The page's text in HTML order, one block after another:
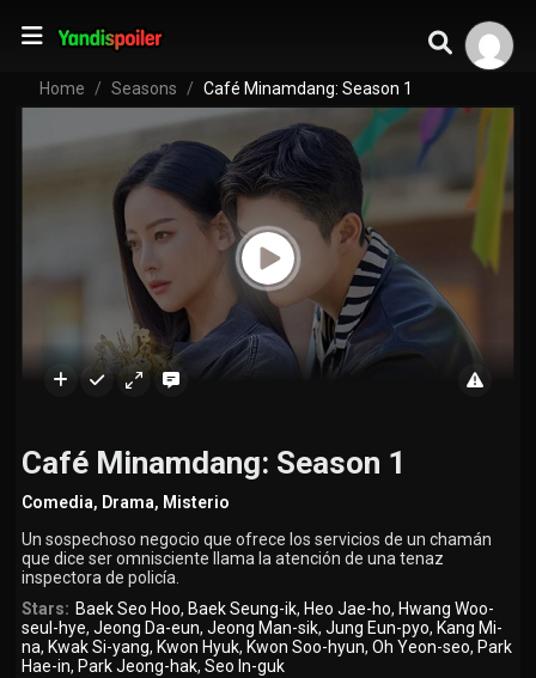
Home Seasons Café Minamdang: Season 1
Café Minamdang: Season 1
Comedia, Drama, Misterio
Un sospechoso negocio que ofrece los servicios de un chamán
que dice ser omnisciente llama la atención de una tenaz
inspectora de policía.
Stars: Baek Seo Hoo, Baek Seung-ik, Heo Jae-ho, Hwang Woo-
seul-hye,Jeong Da-eun,Jeong Man-sik,Jung Eun-pyo, Kang Mi-
na, Kwak Si-yang, Kwon Hyuk, Kwon Soo-hyun,Oh Yeon-seo, Park
Hae-in, Park Jeong-hak,Seo In-guk